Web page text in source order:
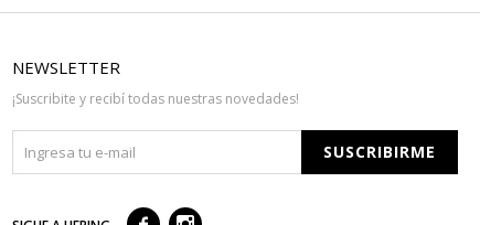
NEWSLETTER
¡Suscribite y recibí todas nuestras novedades!
SUSCRIBIRME